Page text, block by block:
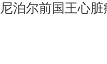
尼泊尔前国王心